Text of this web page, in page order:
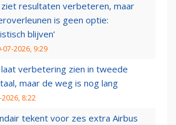
ziet resultaten verbeteren, maar
is geen optie:
blijven’
07-2026, 9:29
laat verbetering zien in tweede
maar de weg is nog lang
8:22
tekent voor zes extra Airbus